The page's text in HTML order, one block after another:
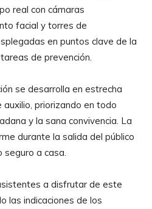
real con cámaras
facial y torres de
en puntos clave de la
de prevención.
se desarrolla en estrecha
priorizando en todo
y la sana convivencia. La
durante la salida del público
seguro a casa.
a disfrutar de este
las indicaciones de los